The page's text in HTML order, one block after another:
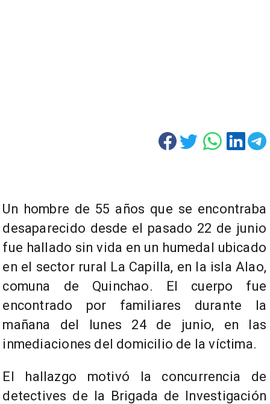
Un hombre de 55 años que se encontraba
desaparecido desde el pasado 22 de junio
fue hallado sin vida en un humedal ubicado
en el sector rural La Capilla, en la isla Alao,
comuna de Quinchao. El cuerpo fue
encontrado por familiares durante la
mañana del lunes 24 de junio, en las
inmediaciones del domicilio de la víctima.
El hallazgo motivó la concurrencia de
detectives de la Brigada de Investigación